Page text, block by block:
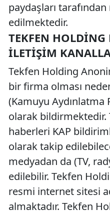
paydaşları
edilmektedir.
TEKFEN HOLDING
İLETIŞIM
Tekfen Holding
bir firma olması
(Kamuyu
olarak bildirmektedir.
haberleri KAP
olarak takip
medyadan da (TV,
edilebilir. Tekfen
resmi internet sitesi
almaktadır. Tekfen